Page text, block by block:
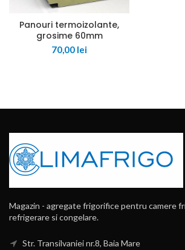
Panouri termoizolante,
grosime 60mm
70,00 lei
Magazin - agregate frigorifice pentru camere
refrigerare si congelare.
Str. Transilvaniei nr.8, Baia Mare